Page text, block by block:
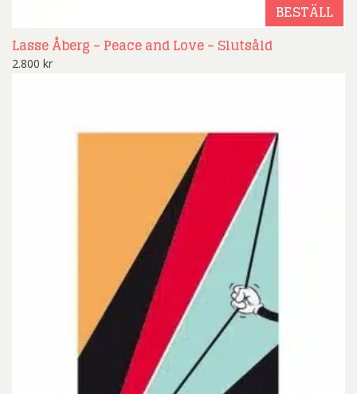
BESTÄLL
Lasse Åberg – Peace and Love – Slutsåld
2.800 kr